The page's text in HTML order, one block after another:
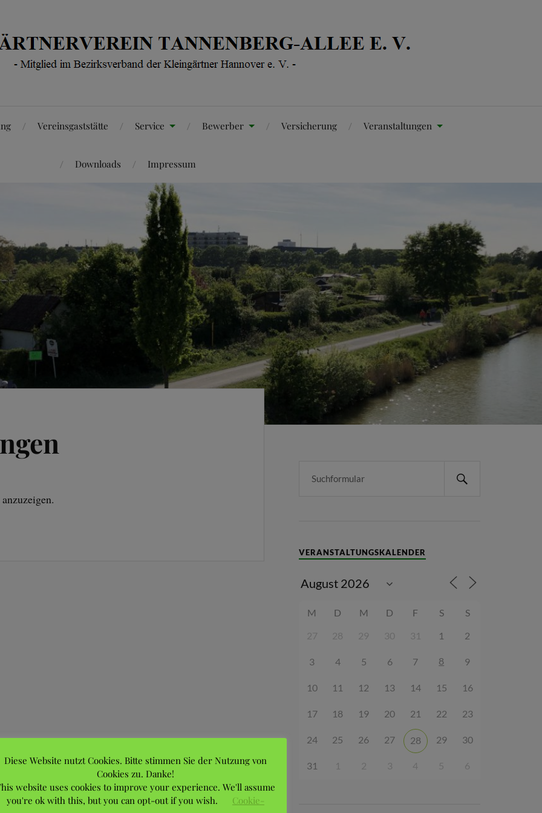
Vereinsgaststätte Service Bewerber Versicherung Veranstaltungen
Downloads Impressum
VERANSTALTUNGSKALENDER
M D M D F S S
27 28 29 30 31 1 2
3 4 5 6 7 8 9
10 11 12 13 14 15 16
17 18 19 20 21 22 23
24 25 26 27 28 29 30
31 1 2 3 4 5 6
Diese Website nutzt Cookies. Bitte stimmen Sie der Nutzung von
Cookies zu. Danke!
website uses cookies to improve your experience. We'll assume
you're ok with this, but you can opt-out if you wish.
Cookie-